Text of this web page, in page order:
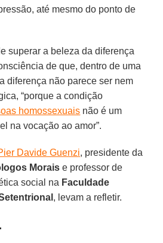
até mesmo do ponto de
superar a beleza da diferença
de que, dentro de uma
diferença não parece ser nem
“porque a condição
homossexuais não é um
na vocação ao amor”.
Davide Guenzi, presidente da
Morais e professor de
social na Faculdade
, levam a refletir.